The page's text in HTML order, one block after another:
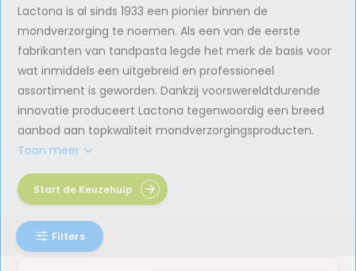
Lactona is al sinds 1933 een pionier binnen de
mondverzorging te noemen. Als een van de eerste
fabrikanten van tandpasta legde het merk de basis voor
wat inmiddels een uitgebreid en professioneel
assortiment is geworden. Dankzij voorswereldtdurende
innovatie produceert Lactona tegenwoordig een breed
aanbod aan topkwaliteit mondverzorgingsproducten.
Toon meer
Filters
Start de Keuzehulp